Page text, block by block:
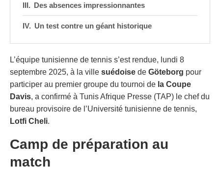
Des absences impressionnantes
Un test contre un géant historique
L’équipe tunisienne de tennis s’est rendue, lundi 8
septembre 2025, à la ville suédoise de Göteborg pour
participer au premier groupe du tournoi de la Coupe
Davis, a confirmé à Tunis Afrique Presse (TAP) le chef du
bureau provisoire de l’Université tunisienne de tennis,
Lotfi Cheli.
Camp de préparation au
match